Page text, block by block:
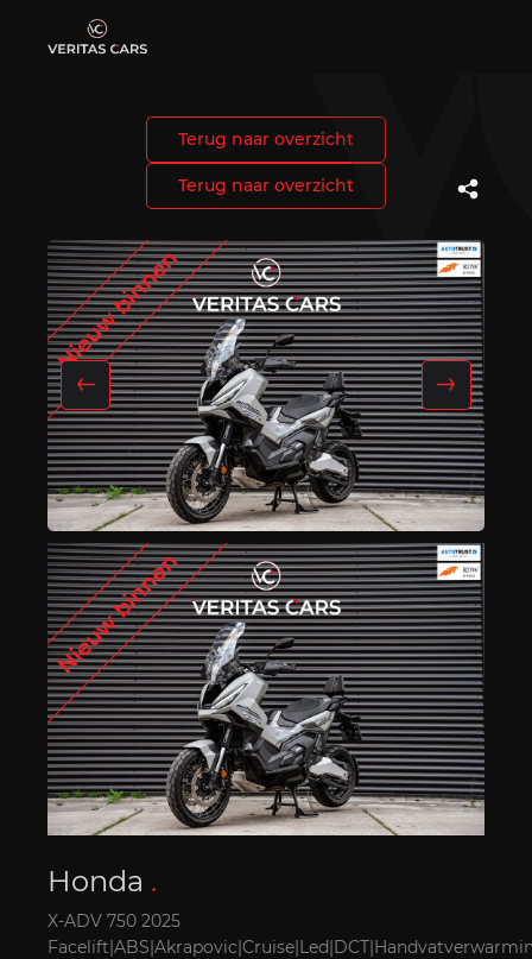
Home
Aanbod
Diensten
Verkocht
Over ons
Contact
Terug naar overzicht
Terug naar overzicht
Honda .
X-ADV 750 2025